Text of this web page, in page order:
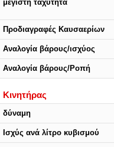
μέγιστη ταχύτητα
Προδιαγραφές Καυσαερίων
Αναλογία βάρους/ισχύος
Αναλογία βάρους/Ροπή
Κινητήρας
δύναμη
Ισχύς ανά λίτρο κυβισμού